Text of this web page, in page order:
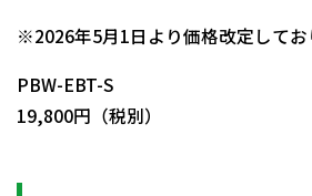
※2026年5月1日より価格改定してお
PBW-EBT-S
19,800円（税別）